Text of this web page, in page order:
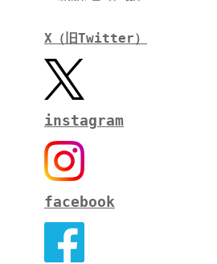
X（旧Twitter）
instagram
facebook